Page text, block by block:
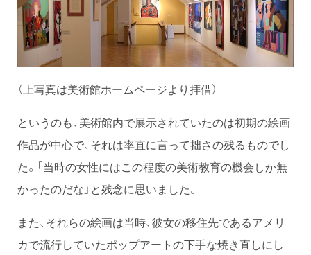
（上写真は美術館ホームページより拝借）
というのも、美術館内で展示されていたのは初期の絵画
作品が中心で、それは率直に言って拙さの残るものでし
た。「当時の女性にはこの程度の美術教育の機会しか無
かったのだな」と残念に思いました。
また、それらの絵画は当時、彼女の移住先であるアメリ
カで流行していたポップアートの下手な焼き直しにし